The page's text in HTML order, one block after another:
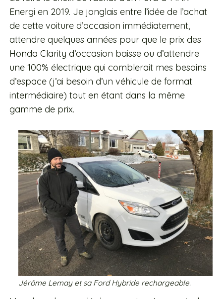
Energi en 2019. Je jonglais entre l’idée de l’achat
de cette voiture d’occasion immédiatement,
attendre quelques années pour que le prix des
Honda Clarity d’occasion baisse ou d’attendre
une 100% électrique qui comblerait mes besoins
d’espace (j’ai besoin d’un véhicule de format
intermédiaire) tout en étant dans la même
gamme de prix.
Jérôme Lemay et sa Ford Hybride rechargeable.